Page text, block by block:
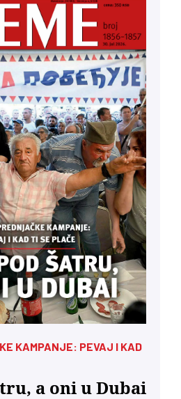
KAMPANJE: PEVAJ I KAD
a oni u Dubai